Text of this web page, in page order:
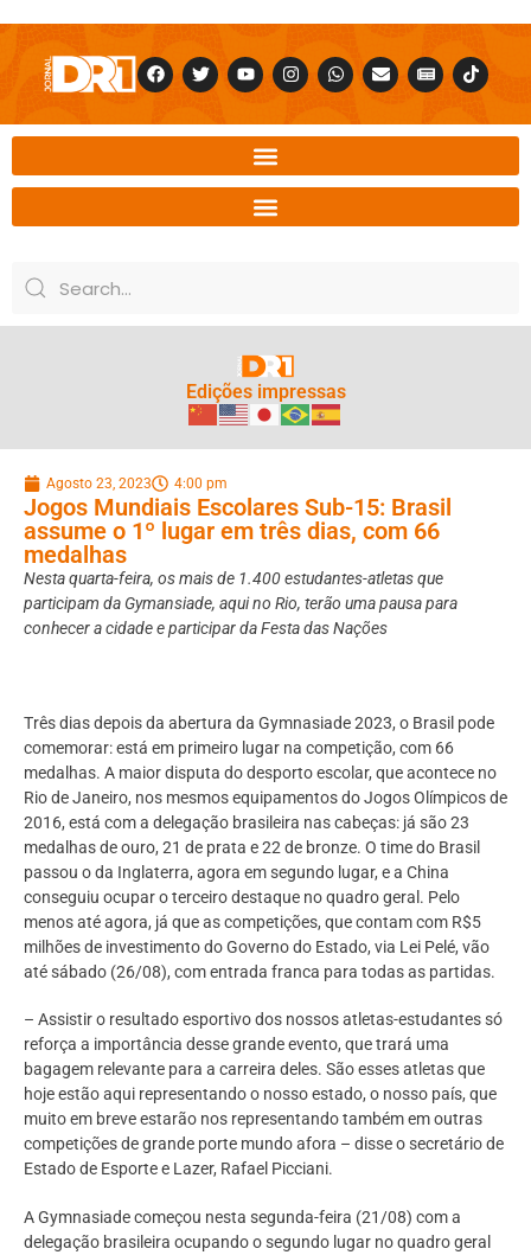
Edições impressas
Agosto 23, 2023 4:00 pm
Jogos Mundiais Escolares Sub-15: Brasil
assume o 1º lugar em três dias, com 66
medalhas
Nesta quarta-feira, os mais de 1.400 estudantes-atletas que
participam da Gymansiade, aqui no Rio, terão uma pausa para
conhecer a cidade e participar da Festa das Nações
Três dias depois da abertura da Gymnasiade 2023, o Brasil pode
comemorar: está em primeiro lugar na competição, com 66
medalhas. A maior disputa do desporto escolar, que acontece no
Rio de Janeiro, nos mesmos equipamentos do Jogos Olímpicos de
2016, está com a delegação brasileira nas cabeças: já são 23
medalhas de ouro, 21 de prata e 22 de bronze. O time do Brasil
passou o da Inglaterra, agora em segundo lugar, e a China
conseguiu ocupar o terceiro destaque no quadro geral. Pelo
menos até agora, já que as competições, que contam com R$5
milhões de investimento do Governo do Estado, via Lei Pelé, vão
até sábado (26/08), com entrada franca para todas as partidas.
– Assistir o resultado esportivo dos nossos atletas-estudantes só
reforça a importância desse grande evento, que trará uma
bagagem relevante para a carreira deles. São esses atletas que
hoje estão aqui representando o nosso estado, o nosso país, que
muito em breve estarão nos representando também em outras
competições de grande porte mundo afora – disse o secretário de
Estado de Esporte e Lazer, Rafael Picciani.
A Gymnasiade começou nesta segunda-feira (21/08) com a
delegação brasileira ocupando o segundo lugar no quadro geral